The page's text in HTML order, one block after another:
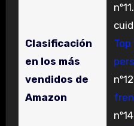
Clasificación
en los más
vendidos de
Amazon